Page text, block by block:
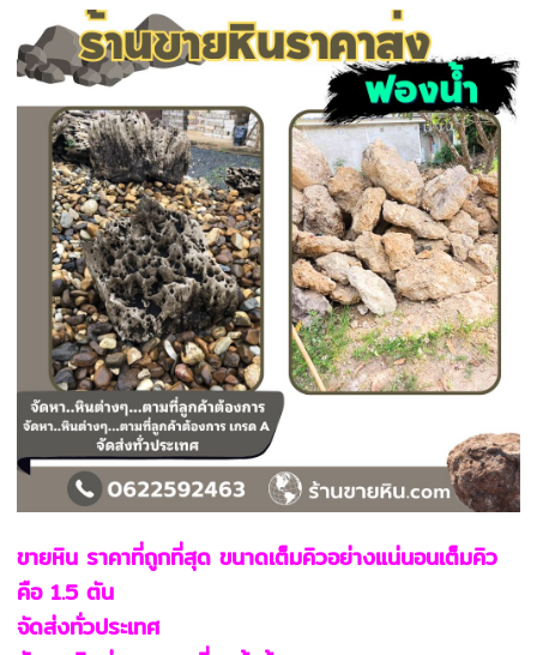
ขายหิน ราคาที่ถูกที่สุด ขนาดเต็มคิวอย่างแน่นอนเต็มคิว
คือ 1.5 ตัน
จัดส่งทั่วประเทศ